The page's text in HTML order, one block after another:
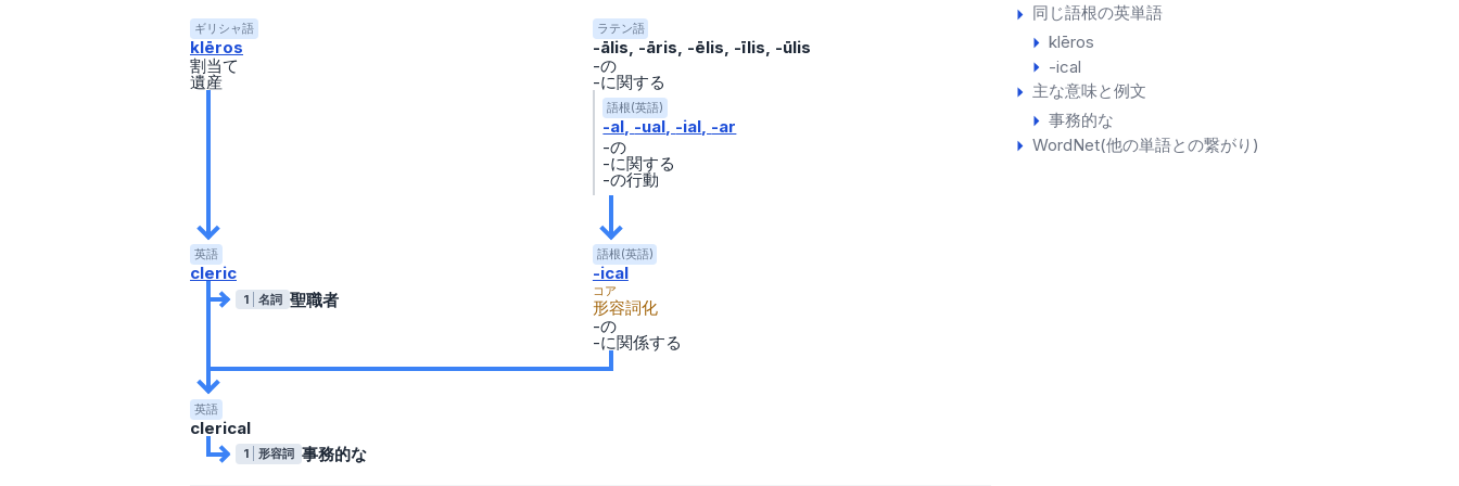
同じ語根の英単語
klēros
-ical
主な意味と例文
事務的な
WordNet(他の単語との繋がり)
ギリシャ語
klēros
割当て
遺産
ラテン語
-ālis, -āris, -ēlis, -īlis, -ūlis
-の
-に関する
語根(英語)
-al -ual -ial -ar
-の
-に関する
-の行動
英語
cleric
1 名詞 聖職者
語根(英語)
-ical
コア
形容詞化
-の
-に関係する
英語
clerical
1 形容詞 事務的な